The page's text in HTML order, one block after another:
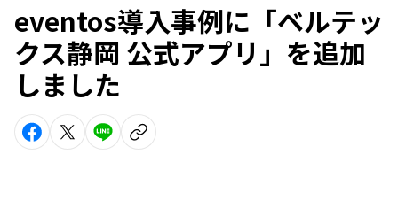
eventos導入事例に「ベルテッ
クス静岡 公式アプリ」を追加
しました